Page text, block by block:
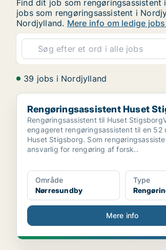
Find dit job som
jobs som rengøringsassistent i
Nordjylland. Mere info om ledige
39 jobs i Nordjylland
Rengøringsassistent Huset Stigsborg
Rengøringsassistent Huset
Rengøringsassistent til Huset
engageret rengøringsassistent til en 52
Huset Stigsborg. Som
ansvarlig for rengøring af forsk..
Område
Nørresundby
Type
Mere info